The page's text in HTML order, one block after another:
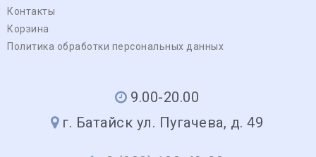
Контакты
Корзина
Политика обработки персональных данных
9.00-20.00
г. Батайск ул. Пугачева, д. 49